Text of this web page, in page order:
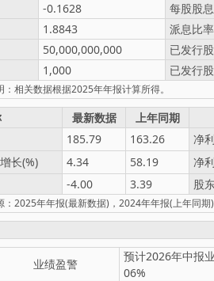
-0.1628 每股股
1.8843 派息比
50,000,000,000 已发行
1,000 已发行
相关数据根据2025年年报计算所得。
最新数据 上年同期
185.79 163.26 净
长(%)
4.34 58.19 净
-4.00 3.39 股
：2025年年报(最新数据)，2024年年报(上年同期)
业绩盈警
预计2026年中报
06%